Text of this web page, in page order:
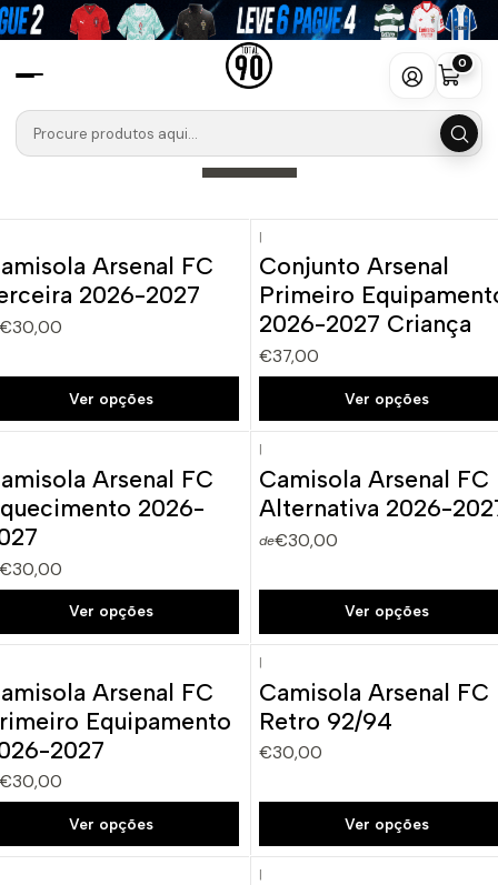
0
Início Camisolas Premier League Arsenal
Arsenal
Filtros
Novo
Arsenal FC
2026-2027
€30,00
Ver opções
|
Conjunto Arsenal
Primeiro
2026-2027 Criança
€37,00
Ver opções
Arsenal FC
2026-
€30,00
Ver opções
|
Camisola Arsenal FC
Alternativa 2026-
de€30,00
Ver opções
Arsenal FC
Equipamento
2027
€30,00
Ver opções
|
Camisola Arsenal FC
Retro 92/94
€30,00
Ver opções
|